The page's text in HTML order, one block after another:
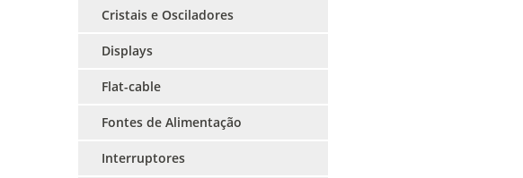
Cristais e Osciladores
Displays
Flat-cable
Fontes de Alimentação
Interruptores